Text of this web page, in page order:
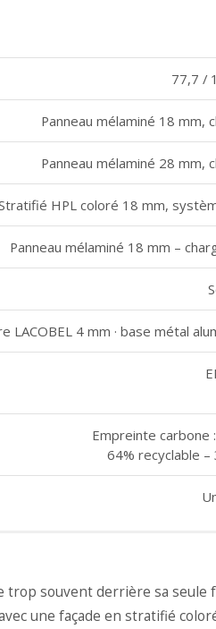
77,7 /
Panneau mélaminé 18 mm,
Panneau mélaminé 28 mm,
HPL coloré 18 mm,
Panneau mélaminé 18 mm –
LACOBEL 4 mm · base métal
Empreinte carbone
64% recyclable –
trop souvent derrière sa seule
une façade en stratifié